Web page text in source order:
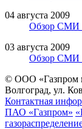
04 августа 2009
Обзор СМИ
03 августа 2009
Обзор СМИ
© ООО «Газпром
Волгоград, ул.
Контактная
ПАО «Газпром»